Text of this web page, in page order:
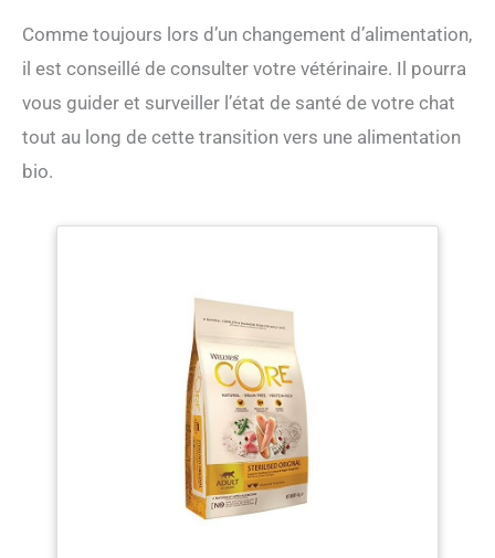
Comme toujours lors d’un changement d’alimentation,
il est conseillé de consulter votre vétérinaire. Il pourra
vous guider et surveiller l’état de santé de votre chat
tout au long de cette transition vers une alimentation
bio.